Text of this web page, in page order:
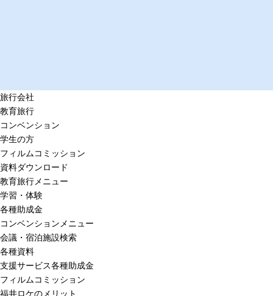
旅行会社
教育旅行
コンベンション
学生の方
フィルムコミッション
資料ダウンロード
教育旅行メニュー
学習・体験
各種助成金
コンベンションメニュー
会議・宿泊施設検索
各種資料
支援サービス各種助成金
フィルムコミッション
福井ロケのメリット